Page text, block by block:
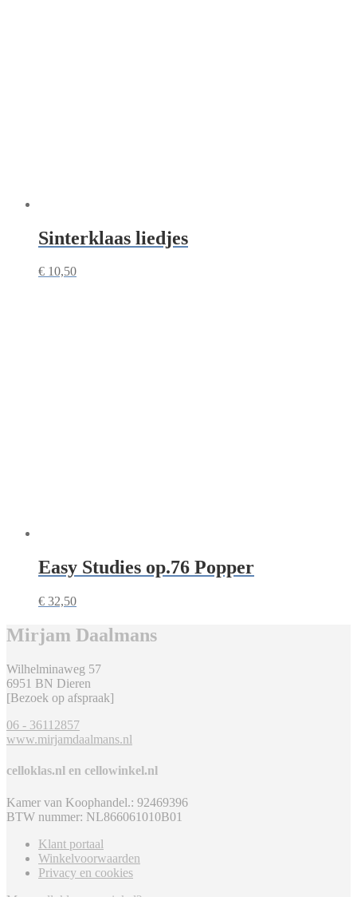
Sinterklaas liedjes
€ 10,50
Easy Studies op.76 Popper
€ 32,50
Mirjam Daalmans
Wilhelminaweg 57
6951 BN Dieren
[Bezoek op afspraak]
06 - 36112857
www.mirjamdaalmans.nl
celloklas.nl en cellowinkel.nl
Kamer van Koophandel.: 92469396
BTW nummer: NL866061010B01
Klant portaal
Winkelvoorwaarden
Privacy en cookies